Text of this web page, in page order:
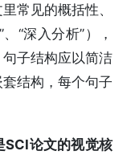
常见的概括性、
“深入分析”），
子结构应以简洁
结构，每个句子
SCI论文的视觉核